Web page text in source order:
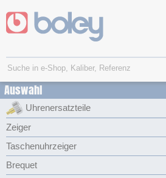
Auswahl
Uhrenersatzteile
Zeiger
Taschenuhrzeiger
Brequet